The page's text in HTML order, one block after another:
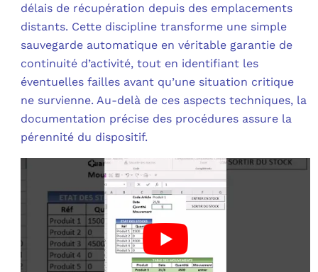
délais de récupération depuis des emplacements
distants. Cette discipline transforme une simple
sauvegarde automatique en véritable garantie de
continuité d’activité, tout en identifiant les
éventuelles failles avant qu’une situation critique
ne survienne. Au-delà de ces aspects techniques, la
documentation précise des procédures assure la
pérennité du dispositif.